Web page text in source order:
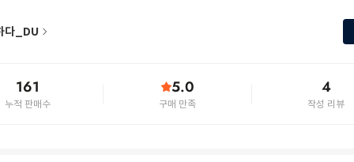
다_DU
161
누적 판매수
5.0
구매 만족
4
작성 리뷰